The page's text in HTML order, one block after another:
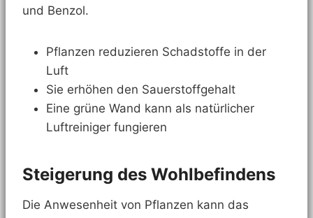
und Benzol.
Pflanzen reduzieren Schadstoffe in der
Luft
Sie erhöhen den Sauerstoffgehalt
Eine grüne Wand kann als natürlicher
Luftreiniger fungieren
Steigerung des Wohlbefindens
Die Anwesenheit von Pflanzen kann das